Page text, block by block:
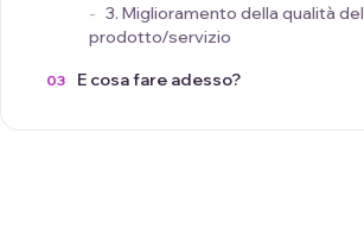
3. Miglioramento della qualità del
prodotto/servizio
E cosa fare adesso?